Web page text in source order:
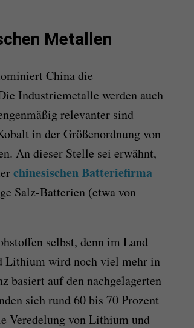
Metallen
China die
Industriemetalle werden auch
relevanter sind
in der Größenordnung von
An dieser Stelle sei erwähnt,
chinesischen Batteriefirma
Salz-Batterien (etwa von
selbst, denn im Land
Lithium wird noch viel mehr in
basiert auf den nachgelagerten
sichrund60 bis 70 Prozent
Veredelung von Lithium und